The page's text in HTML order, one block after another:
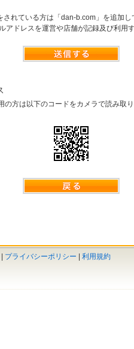
れている方は「dan-b.com」を追加し
アドレスを運営や店舗が記録及び利用
の方は以下のコードをカメラで読み取
プライバシーポリシー 利用規約